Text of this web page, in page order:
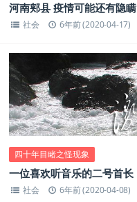
河南郏县 疫情可能还有隐瞒
社会 6年前 (2020-04-17)
四十年目睹之怪现象
一位喜欢听音乐的二号首长
社会 6年前 (2020-04-08)